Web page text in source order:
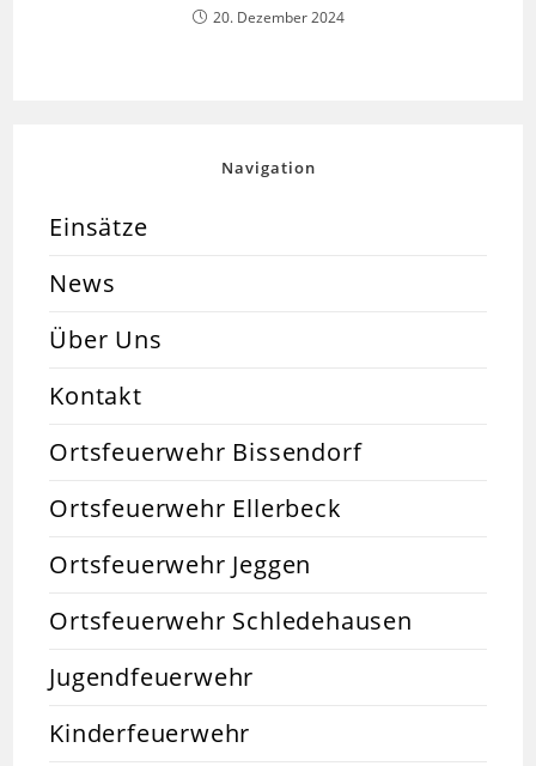
20. Dezember 2024
Navigation
Einsätze
News
Über Uns
Kontakt
Ortsfeuerwehr Bissendorf
Ortsfeuerwehr Ellerbeck
Ortsfeuerwehr Jeggen
Ortsfeuerwehr Schledehausen
Jugendfeuerwehr
Kinderfeuerwehr